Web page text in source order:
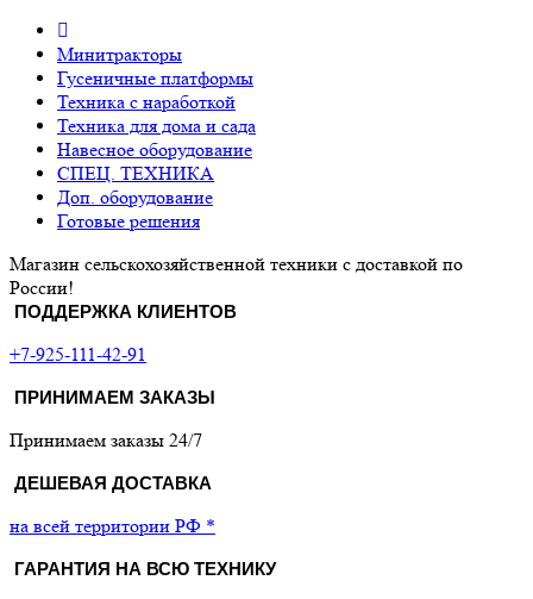
Минитракторы
Гусеничные платформы
Техника с наработкой
Техника для дома и сада
Навесное оборудование
СПЕЦ. ТЕХНИКА
Доп. оборудование
Готовые решения
Магазин сельскохозяйственной техники с доставкой по
России!
ПОДДЕРЖКА КЛИЕНТОВ
+7-925-111-42-91
ПРИНИМАЕМ ЗАКАЗЫ
Принимаем заказы 24/7
ДЕШЕВАЯ ДОСТАВКА
на всей территории РФ *
ГАРАНТИЯ НА ВСЮ ТЕХНИКУ